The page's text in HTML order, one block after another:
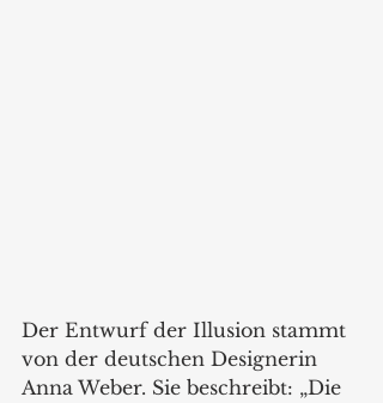
Der Entwurf der Illusion stammt
von der deutschen Designerin
Anna Weber. Sie beschreibt: „Die